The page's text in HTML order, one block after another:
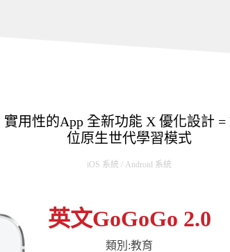
用性的App 全新功能 X 優化設計
位原生世代學習模式
iOS 系統 / Android 系統
英文GoGoGo 2.0
類別:教育